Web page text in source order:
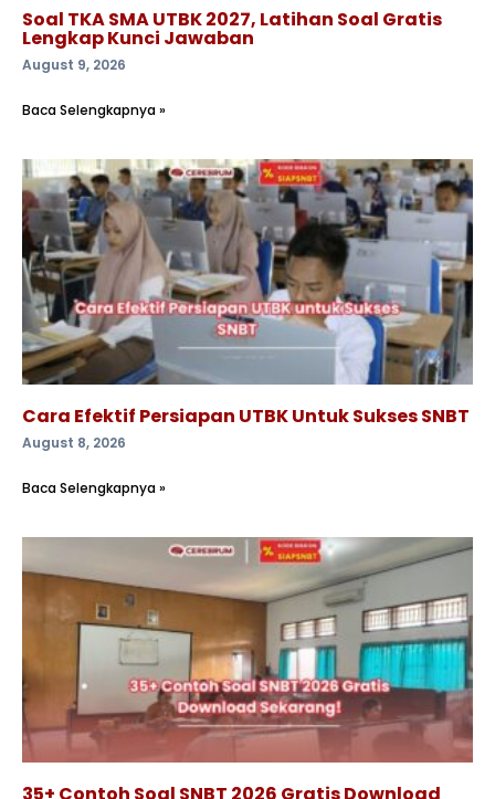
Soal TKA SMA UTBK 2027, Latihan Soal Gratis
Lengkap Kunci Jawaban
August 9, 2026
Baca Selengkapnya »
Cara Efektif Persiapan UTBK Untuk Sukses SNBT
August 8, 2026
Baca Selengkapnya »
35+ Contoh Soal SNBT 2026 Gratis Download